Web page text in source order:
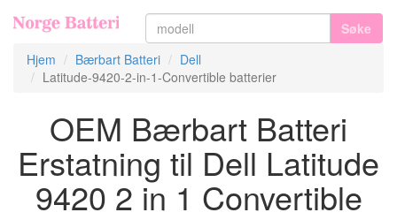
Søke
Hjem
Bærbart Batteri
Dell
Latitude-9420-2-in-1-Convertible batterier
OEM Bærbart Batteri
Erstatning til Dell Latitude
9420 2 in 1 Convertible